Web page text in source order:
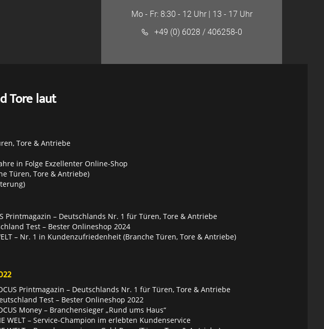
Mo - Fr: 8:30 - 12 Uhr | 13 - 17 Uhr
+49 (0) 6028 / 406258-0
Tore laut
Tore & Antriebe
in Folge Exzellenter Online-Shop
Türen, Tore & Antriebe)
Printmagazin – Deutschlands Nr. 1 für Türen, Tore & Antriebe
Test – Bester Onlineshop 2024
– Nr. 1 in Kundenzufriedenheit (Branche Türen, Tore & Antriebe)
Printmagazin – Deutschlands Nr. 1 für Türen, Tore & Antriebe
Test – Bester Onlineshop 2022
Money – Branchensieger „Rund ums Haus“
WELT – Service-Champion im erlebten Kundenservice